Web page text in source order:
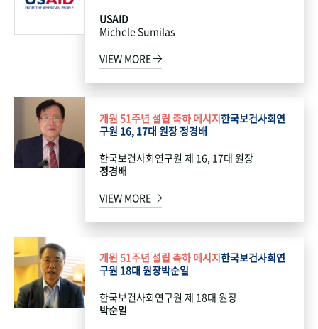
USAID
Michele Sumilas
VIEW MORE
개원 51주년 설립 축하 메시지한국보건사회연
구원 16, 17대 원장 정경배
한국보건사회연구원 제 16, 17대 원장
정경배
VIEW MORE
개원 51주년 설립 축하 메시지한국보건사회연
구원 18대 원장박순일
한국보건사회연구원 제 18대 원장
박순일